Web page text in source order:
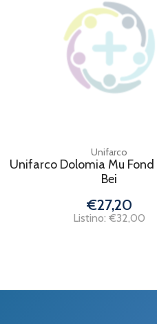
Unifarco
Unifarco Dolomia Mu
Bei
€27,20
Listino: €32,00